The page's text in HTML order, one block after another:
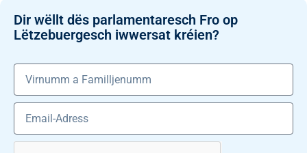
Dir wëllt dës parlamentaresch Fro op
Lëtzebuergesch iwwersat kréien?